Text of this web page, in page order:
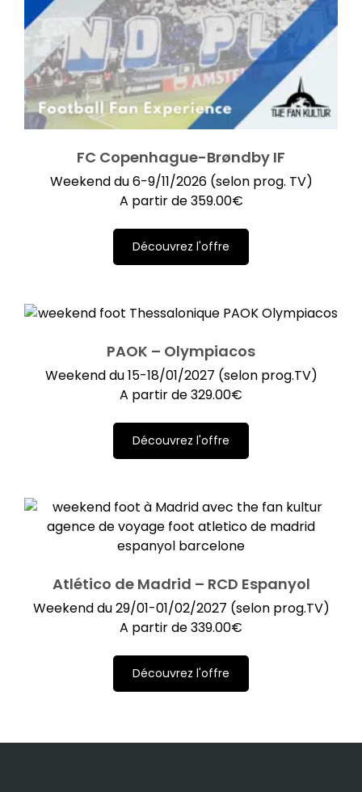
FC Copenhague-Brøndby IF
Weekend du 6-9/11/2026 (selon prog. TV)
A partir de359.00€
Découvrez l'offre
PAOK – Olympiacos
Weekend du 15-18/01/2027 (selon prog.TV)
A partir de329.00€
Découvrez l'offre
Atlético de Madrid – RCD Espanyol
Weekend du 29/01-01/02/2027 (selon prog.TV)
A partir de339.00€
Découvrez l'offre